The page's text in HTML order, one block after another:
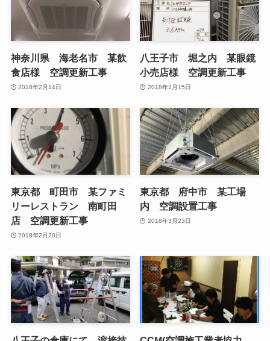
神奈川県 海老名市 某飲
食店様 空調更新工事
2018年2月14日
八王子市 堀之内 某眼鏡
小売店様 空調更新工事
2018年2月15日
東京都 町田市 某ファミ
リーレストラン 南町田
店 空調更新工事
2018年2月20日
東京都 府中市 某工場
内 空調設置工事
2018年3月23日